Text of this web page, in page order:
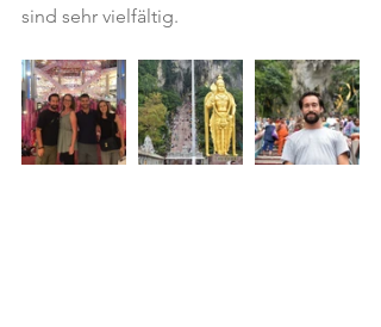
sind sehr vielfältig.